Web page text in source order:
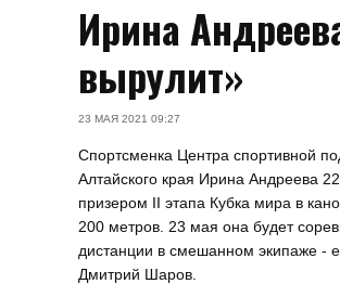
Ирина
вырулит»
23 МАЯ 2021 09:27
Спортсменка Центра спортивной
Алтайского края Ирина Андреева
призером II этапа Кубка мира в
200 метров. 23 мая она будет
дистанции в смешанном экипаже -
Дмитрий Шаров.